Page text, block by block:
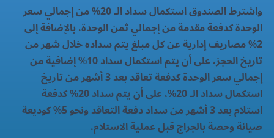
واشترط الصندوق استكمال سداد الـ 20% من إجمالي سعر
الوحدة كدفعة مقدمة من إجمالي ثمن الوحدة، بالإضافة إلى
2% مصاريف إدارية عن كل مبلغ يتم سداده خلال شهر من
تاريخ الحجز، على أن يتم استكمال سداد 10% إضافية من
إجمالي سعر الوحدة كدفعة تعاقد بعد 3 أشهر من تاريخ
استكمال سداد الـ 20%، على أن يتم سداد 20% كدفعة
استلام بعد 3 أشهر من سداد دفعة التعاقد ونحو 5% كوديعة
صيانة وحصة بالجراج قبل عملية الاستلام.